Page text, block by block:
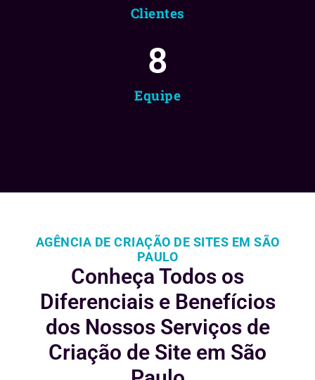
Clientes
Equipe
8
AGÊNCIA DE CRIAÇÃO DE SITES EM SÃO
PAULO
Conheça Todos os
Diferenciais e Benefícios
dos Nossos Serviços de
Criação de Site em São